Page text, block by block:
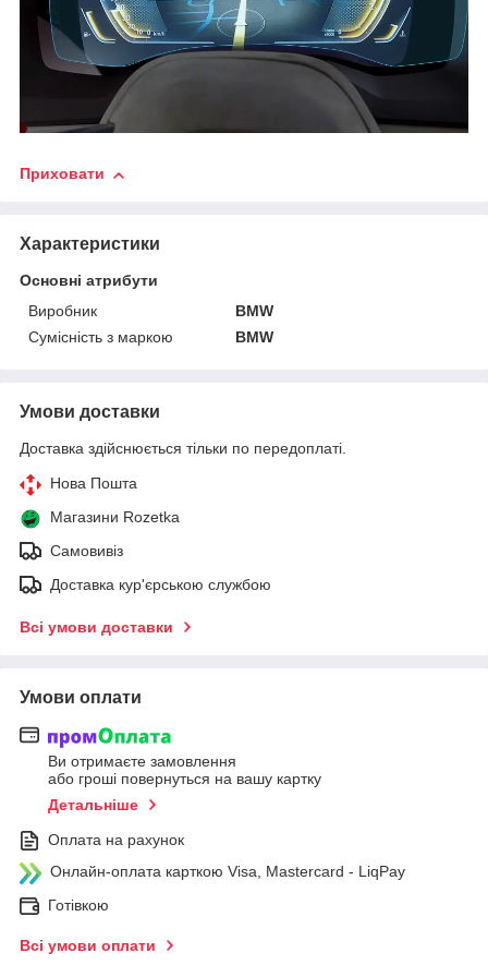
Приховати
Характеристики
Основні атрибути
Виробник
BMW
Сумісність з маркою
BMW
Умови доставки
Доставка здійснюється тільки по передоплаті.
Нова Пошта
Магазини Rozetka
Самовивіз
Доставка кур'єрською службою
Всі умови доставки
Умови оплати
Ви отримаєте замовлення
або гроші повернуться на вашу картку
Детальніше
Оплата на рахунок
Онлайн-оплата карткою Visa, Mastercard - LiqPay
Готівкою
Всі умови оплати